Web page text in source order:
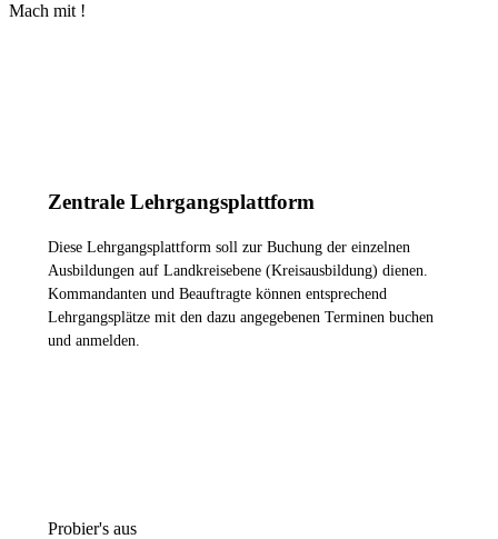
Mach mit !
Zentrale Lehrgangsplattform
Diese Lehrgangsplattform soll zur Buchung der einzelnen
Ausbildungen auf Landkreisebene (Kreisausbildung) dienen.
Kommandanten und Beauftragte können entsprechend
Lehrgangsplätze mit den dazu angegebenen Terminen buchen
und anmelden.
Probier's aus